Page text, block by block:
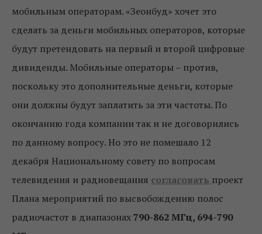
мобильным операторам. «Зеонбуд» хочет это
сделать за деньги мобильных операторов, которые
будут претендовать на первый и второй цифровые
дивиденды. Мобильные операторы – против,
поскольку это дополнительные деньги, которые
они должны будут заплатить за эти частоты. По
окончанию года компании так и не договорились
по данному вопросу. Но это не помешало 12
декабря Национальному совету по вопросам
телевидения и радиовещания согласовать проект
Плана мероприятий по высвобождению полос
радиочастот в диапазонах790-862 МГц, 694-790